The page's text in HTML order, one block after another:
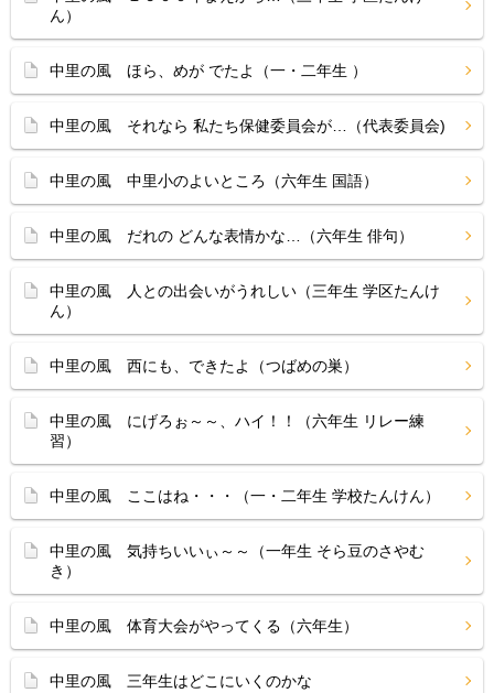
ん）
中里の風 ほら、めが でたよ（一・二年生 ）
中里の風 それなら 私たち保健委員会が…（代表委員会)
中里の風 中里小のよいところ（六年生 国語）
中里の風 だれの どんな表情かな…（六年生 俳句）
中里の風 人との出会いがうれしい（三年生 学区たんけ
ん）
中里の風 西にも、できたよ（つばめの巣）
中里の風 にげろぉ～～、ハイ！！（六年生 リレー練
習）
中里の風 ここはね・・・（一・二年生 学校たんけん）
中里の風 気持ちいいぃ～～（一年生 そら豆のさやむ
き）
中里の風 体育大会がやってくる（六年生）
中里の風 三年生はどこにいくのかな